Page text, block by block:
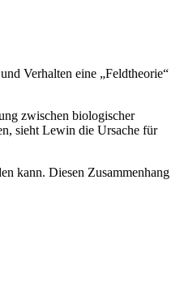
Verhalten eine „Feldtheorie“
zwischen biologischer
sieht Lewin die Ursache für
kann. Diesen Zusammenhang